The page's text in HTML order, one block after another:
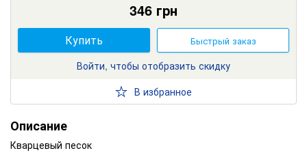
346 грн
Купить Быстрый заказ
Войти, чтобы отобразить скидку
В избранное
Описание
Кварцевый песок